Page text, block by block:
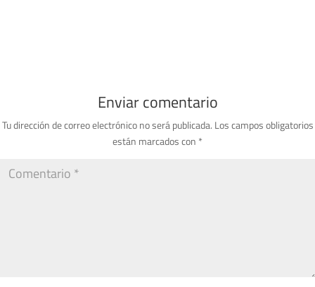
Enviar comentario
Tu dirección de correo electrónico no será publicada. Los campos obligatorios
están marcados con *